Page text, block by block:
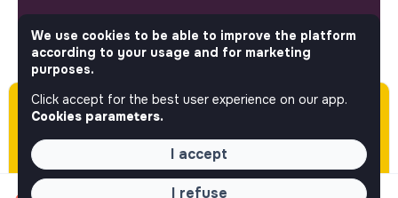
Please note this job was posted over 60 days
ago (05-18-2026) and may or may not have
expired.
FOLLOW US
© 2026 jobs that makesense.
We use cookies to be able to improve the platform
according to your usage and for marketing
purposes.
Click accept for the best user experience on our app.
Cookies parameters.
I accept
I refuse